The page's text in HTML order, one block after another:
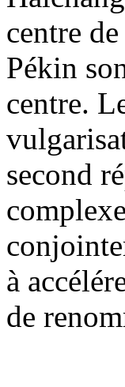
centre
Pékin
centre.
second
à
de